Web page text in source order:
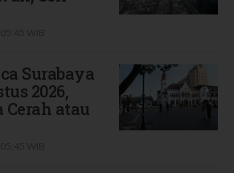
Surabaya
2026,
atau